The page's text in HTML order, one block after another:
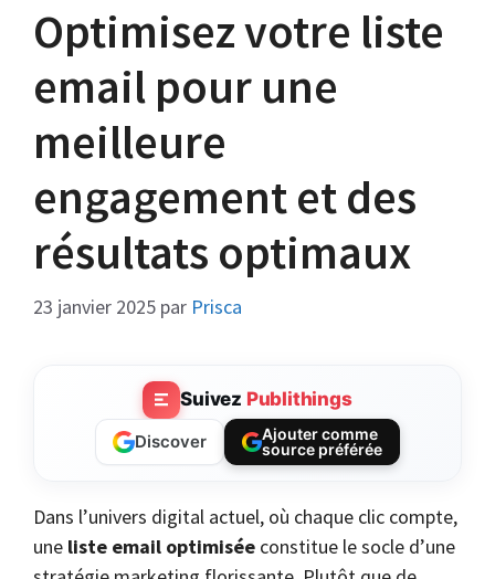
Optimisez votre liste
email pour une
meilleure
engagement et des
résultats optimaux
23 janvier 2025 par Prisca
Suivez Publithings
Discover
Ajouter comme
source préférée
Dans l’univers digital actuel, où chaque clic compte,
une liste email optimisée constitue le socle d’une